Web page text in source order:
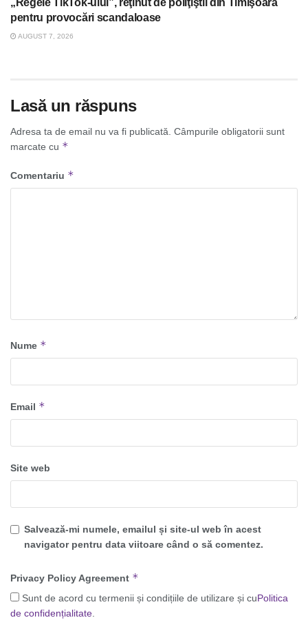
„Regele TikTok-ului”, reţinut de poliţiştii din Timişoara
pentru provocări scandaloase
AUGUST 7, 2026
Lasă un răspuns
Adresa ta de email nu va fi publicată. Câmpurile obligatorii sunt
marcate cu *
Comentariu *
Nume *
Email *
Site web
Salvează-mi numele, emailul și site-ul web în acest
navigator pentru data viitoare când o să comentez.
Privacy Policy Agreement *
Sunt de acord cu termenii și condițiile de utilizare și cuPolitica
de confidențialitate.